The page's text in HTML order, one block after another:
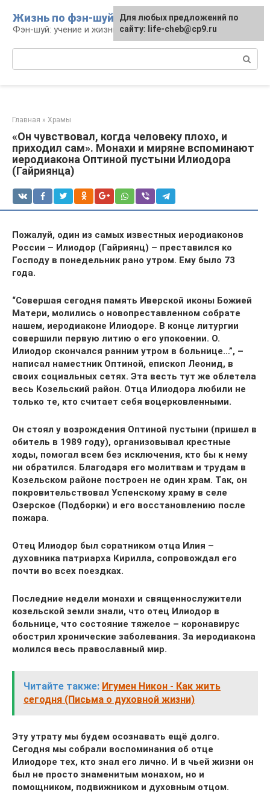
контенту
Жизнь по фэн-шуй
Фэн-шуй: учение и жизнь
Главная » Храмы
«Он чувствовал, когда человеку плохо, и
приходил сам». Монахи и миряне вспоминают
иеродиакона Оптиной пустыни Илиодора
(Гайриянца)
Пожалуй, один из самых известных иеродиаконов
России – Илиодор (Гайриянц) – преставился ко
Господу в понедельник рано утром. Ему было 73
года.
“Совершая сегодня память Иверской иконы Божией
Матери, молились о новопреставленном собрате
нашем, иеродиаконе Илиодоре. В конце литургии
совершили первую литию о его упокоении. О.
Илиодор скончался ранним утром в больнице…”, –
написал наместник Оптиной, епископ Леонид, в
своих социальных сетях. Эта весть тут же облетела
весь Козельский район. Отца Илиодора любили не
только те, кто считает себя воцерковленными.
Он стоял у возрождения Оптиной пустыни (пришел в
обитель в 1989 году), организовывал крестные
ходы, помогал всем без исключения, кто бы к нему
ни обратился. Благодаря его молитвам и трудам в
Козельском районе построен не один храм. Так, он
покровительствовал Успенскому храму в селе
Озерское (Подборки) и его восстановлению после
пожара.
Отец Илиодор был соратником отца Илия –
духовника патриарха Кирилла, сопровождал его
почти во всех поездках.
Последние недели монахи и священнослужители
козельской земли знали, что отец Илиодор в
больнице, что состояние тяжелое – коронавирус
обострил хронические заболевания. За иеродиакона
молился весь православный мир.
Читайте также: Игумен Никон - Как жить
сегодня (Письма о духовной жизни)
Эту утрату мы будем осознавать ещё долго.
Сегодня мы собрали воспоминания об отце
Илиодоре тех, кто знал его лично. И в чьей жизни он
был не просто знаменитым монахом, но и
помощником, подвижником и духовным отцом.
Для любых предложений по
сайту: life-cheb@cp9.ru
Для любых предложений по
сайту: life-cheb@cp9.ru